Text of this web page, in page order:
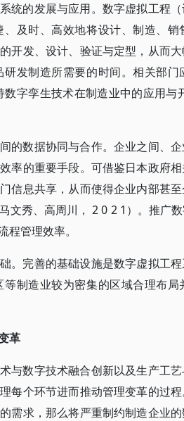
统的发展与应用。数字虚拟工程
及时、高效地将设计、制造、
开发、设计、验证与定型，从而
发制造所需要的时间。相关部
数字孪生技术在制造业中的应用
的数据协同与合作。企业之间、
率的重要手段。可借鉴日本政府
信息共享，从而使得企业内部甚
文秀、高周川， 2 0 2 1）。推广
管理效率。
。完善的基础设施是数字虚拟工
制造业较为密集的区域合理布
革
与数字技术融合创新以及生产工
每个环节进而推动管理变革的过
需求，那么将严重制约制造企业